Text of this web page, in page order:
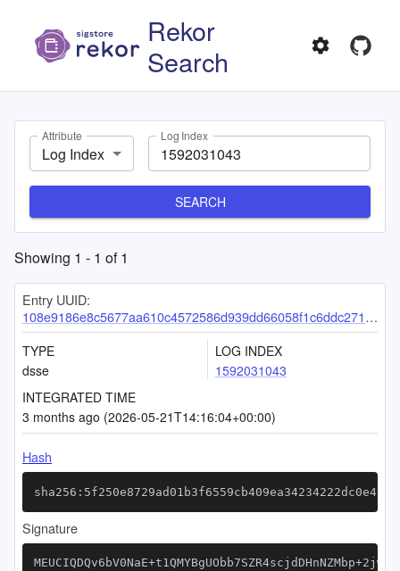
Rekor
Search
Attribute
Log Index
Log Index
SEARCH
Showing 1 - 1 of1
Entry UUID:
108e9186e8c5677aa610c4572586d939dd66058f1c6ddc2710aabebb35005da6851773ceb4ff69b3
TYPE
dsse
LOG INDEX
1592031043
INTEGRATED TIME
3 months ago (2026-05-21T14:16:04+00:00)
Hash
Signature